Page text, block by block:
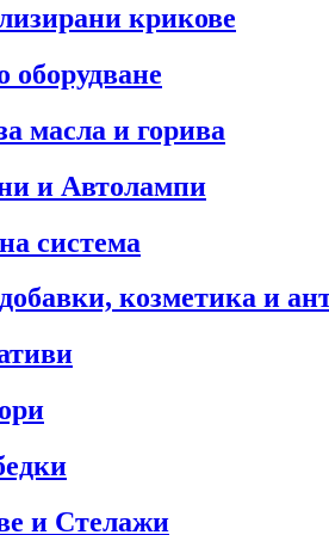
крикове
оборудване
масла и горива
и Автолампи
система
козметика и
и Стелажи